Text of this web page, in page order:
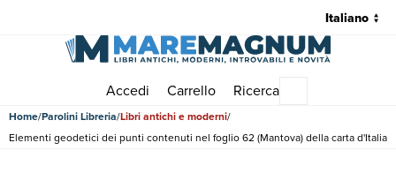
Accedi Carrello Ricerca
Home Parolini Libreria Libri antichi e moderni
Elementi geodetici dei punti contenuti nel foglio 62 (Mantova) della carta d'Italia